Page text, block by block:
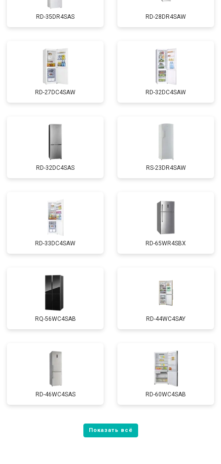
RD-35DR4SAS RD-28DR4SAW
RD-27DC4SAW RD-32DC4SAW
RD-32DC4SAS RS-23DR4SAW
RD-33DC4SAW RD-65WR4SBX
RQ-56WC4SAB RD-44WC4SAY
RD-46WC4SAS RD-60WC4SAB